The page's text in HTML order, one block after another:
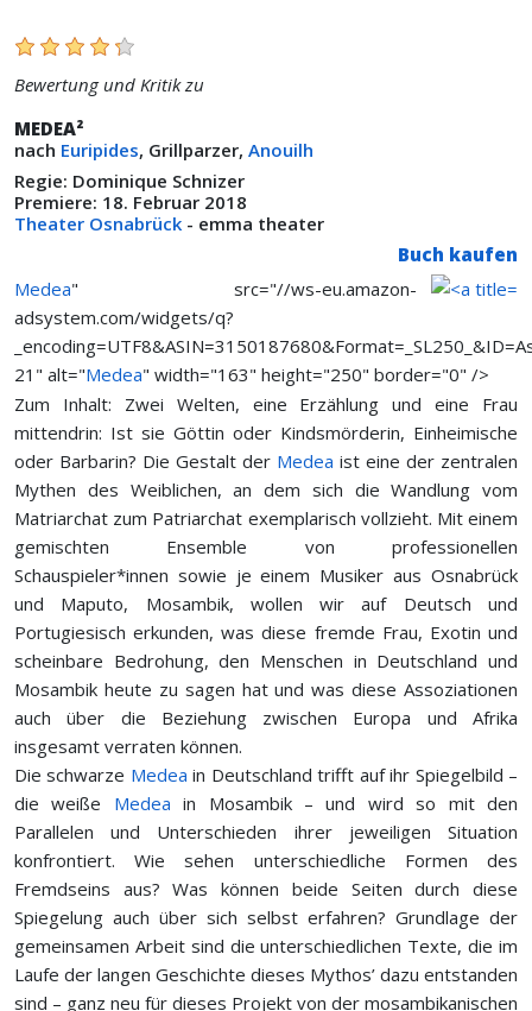
Bewertung und Kritik zu
MEDEA²
nach Euripides, Grillparzer, Anouilh
Regie: Dominique Schnizer
Premiere: 18. Februar 2018
Theater Osnabrück - emma theater
Buch kaufen
Medea" src="//ws-eu.amazon-
adsystem.com/widgets/q?
21" alt="Medea" width="163" height="250" border="0" />
Zum Inhalt: Zwei Welten, eine Erzählung und eine Frau
mittendrin: Ist sie Göttin oder Kindsmörderin, Einheimische
oder Barbarin? Die Gestalt der Medea ist eine der zentralen
Mythen des Weiblichen, an dem sich die Wandlung vom
Matriarchat zum Patriarchat exemplarisch vollzieht. Mit einem
gemischten Ensemble von professionellen
Schauspieler*innen sowie je einem Musiker aus Osnabrück
und Maputo, Mosambik, wollen wir auf Deutsch und
Portugiesisch erkunden, was diese fremde Frau, Exotin und
scheinbare Bedrohung, den Menschen in Deutschland und
Mosambik heute zu sagen hat und was diese Assoziationen
auch über die Beziehung zwischen Europa und Afrika
insgesamt verraten können.
Die schwarze Medea in Deutschland trifft auf ihr Spiegelbild –
die weiße Medea in Mosambik – und wird so mit den
Parallelen und Unterschieden ihrer jeweiligen Situation
konfrontiert. Wie sehen unterschiedliche Formen des
Fremdseins aus? Was können beide Seiten durch diese
Spiegelung auch über sich selbst erfahren? Grundlage der
gemeinsamen Arbeit sind die unterschiedlichen Texte, die im
Laufe der langen Geschichte dieses Mythos’ dazu entstanden
sind – ganz neu für dieses Projekt von der mosambikanischen